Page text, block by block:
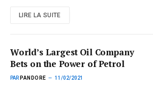
LIRE LA SUITE
World’s Largest Oil Company
Bets on the Power of Petrol
PAR PANDORE 11/02/2021